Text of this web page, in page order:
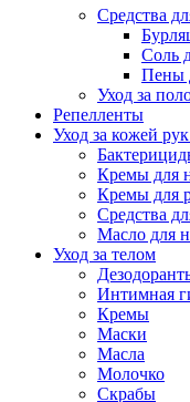
Средства
Соль
Пены
Уход за
Репелленты
Уход за кожей
Кремы для
Кремы для
Средства
Масло для
Уход за телом
Интимная
Кремы
Маски
Масла
Молочко
Скрабы